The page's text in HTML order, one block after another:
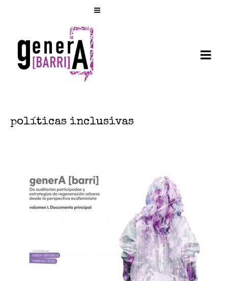
políticas inclusivas